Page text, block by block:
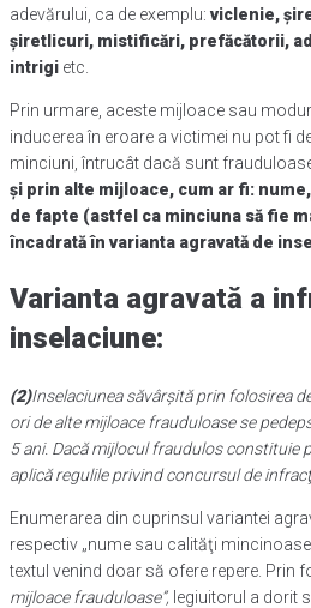
adevărului, ca de exemplu: viclenie,
şiretlicuri, mistificări, prefăcătorii,
intrigi etc.
Prin urmare, aceste mijloace sau
inducerea în eroare a victimei nu pot fi
minciuni, întrucât dacă sunt
şi prin alte mijloace, cum ar fi:
de fapte (astfel ca minciuna să fie
încadrată în varianta agravată de
Varianta agravată a
inselaciune:
(2)Inselaciunea săvârşită prin folosirea
ori de alte mijloace frauduloase se
5 ani. Dacă mijlocul fraudulos constituie
aplică regulile privind concursul de
Enumerarea din cuprinsul variantei
respectiv „nume sau calităţi
textul venind doar să ofere repere. Prin
mijloace frauduloase”, legiuitorul a dorit